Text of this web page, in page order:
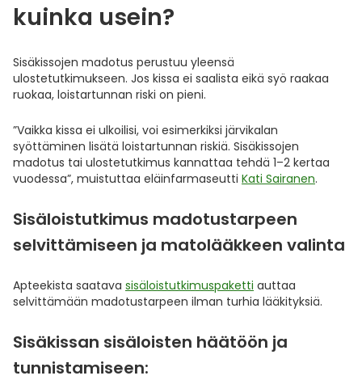
kuinka usein?
Sisäkissojen madotus perustuu yleensä
ulostetutkimukseen. Jos kissa ei saalista eikä syö raakaa
ruokaa, loistartunnan riski on pieni.
”Vaikka kissa ei ulkoilisi, voi esimerkiksi järvikalan
syöttäminen lisätä loistartunnan riskiä. Sisäkissojen
madotus tai ulostetutkimus kannattaa tehdä 1–2 kertaa
vuodessa”, muistuttaa eläinfarmaseutti Kati Sairanen.
Sisäloistutkimus madotustarpeen
selvittämiseen ja matolääkkeen valinta
Apteekista saatava sisäloistutkimuspaketti auttaa
selvittämään madotustarpeen ilman turhia lääkityksiä.
Sisäkissan sisäloisten häätöön ja
tunnistamiseen: